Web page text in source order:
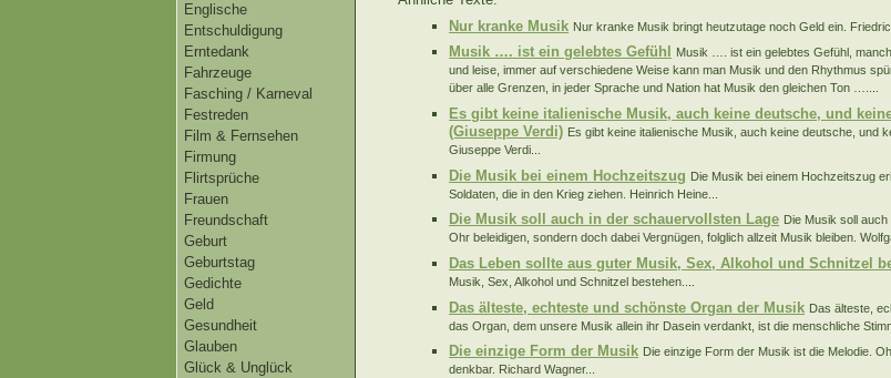
Englische
Entschuldigung
Erntedank
Fahrzeuge
Fasching / Karneval
Festreden
Film & Fernsehen
Firmung
Flirtsprüche
Frauen
Freundschaft
Geburt
Geburtstag
Gedichte
Geld
Gesundheit
Glauben
Glück & Unglück
Nur kranke Musik Nur kranke Musik bringt heutzutage noch Geld ein.
Musik …. ist ein gelebtes Gefühl
Musik …. ist ein gelebtes Gefühl,
und leise, immer auf verschiedene Weise kann man Musik und den Rhythmus
über alle Grenzen, in jeder Sprache und Nation hat Musik den gleichen Ton …....
Es gibt keine italienische Musik, auch keine deutsche, und
(Giuseppe Verdi) Es gibt keine italienische Musik, auch keine deutsche, und
Giuseppe Verdi...
Die Musik bei einem Hochzeitszug Die Musik bei einem Hochzeitszug
Soldaten, die in den Krieg ziehen. Heinrich Heine...
Die Musik soll auch in der schauervollsten Lage Die Musik soll
Ohr beleidigen, sondern doch dabei Vergnügen, folglich allzeit Musik bleiben.
Das Leben sollte aus guter Musik, Sex, Alkohol und Schnitzel
Musik, Sex, Alkohol und Schnitzel bestehen....
Das älteste, echteste und schönste Organ der Musik Das älteste,
das Organ, dem unsere Musik allein ihr Dasein verdankt, ist die menschliche
Die einzige Form der Musik Die einzige Form der Musik ist die Melodie.
denkbar. Richard Wagner...